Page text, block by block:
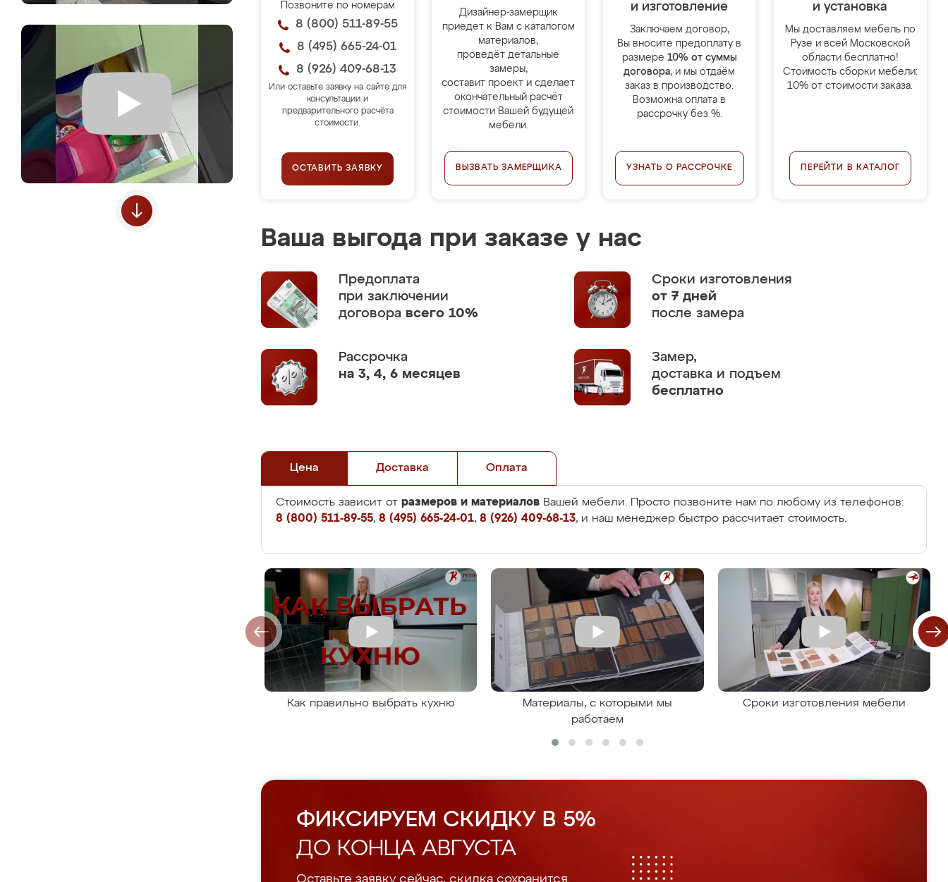
Позвоните по номерам
8 (800) 511-89-55
8 (495) 665-24-01
8 (926) 409-68-13
Или оставьте заявку на сайте для
консультации и
предварительного расчёта
стоимости.
ОСТАВИТЬ ЗАЯВКУ
Дизайнер-замерщик
приедет к Вам с каталогом
материалов,
проведёт детальные
замеры,
составит проект и сделает
окончательный расчёт
стоимости Вашей будущей
мебели.
ВЫЗВАТЬ ЗАМЕРЩИКА
и изготовление
Заключаем договор,
Вы вносите предоплату в
размере 10% от суммы
договора, и мы отдаём
заказ в производство.
Возможна оплата в
рассрочку без %.
УЗНАТЬ О РАССРОЧКЕ
и установка
Мы доставляем мебель по
Рузе и всей Московской
области бесплатно!
Стоимость сборки мебели:
10% от стоимости заказа.
ПЕРЕЙТИ В КАТАЛОГ
Ваша выгода при заказе у нас
Предоплата
при заключении
договора всего 10%
Сроки изготовления
от 7 дней
после замера
Рассрочка
на 3, 4, 6 месяцев
Замер,
доставка и подъем
бесплатно
Цена Доставка Оплата
Стоимость зависит от размеров и материалов Вашей мебели. Просто позвоните нам по любому из телефонов:
8 (800) 511-89-55, 8 (495) 665-24-01, 8 (926) 409-68-13, и наш менеджер быстро рассчитает стоимость.
Как правильно выбрать кухню
Материалы, с которыми мы
работаем
Сроки изготовления мебели
ФИКСИРУЕМ СКИДКУ В 5%
ДО КОНЦА АВГУСТА
Оставьте заявку сейчас, скидка сохранится.